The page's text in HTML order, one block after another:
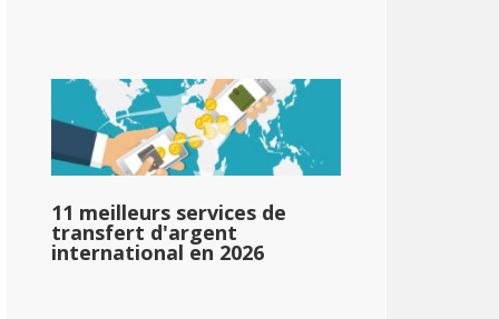
11 meilleurs services de
transfert d'argent
international en 2026